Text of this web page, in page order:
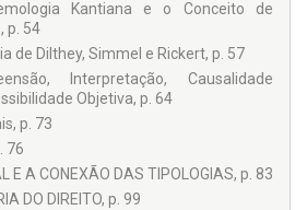
formar o Conselho Editorial
qual, é verdade, com sua característica
sob uma só família: “a pesquisa
Kantiana e o Conceito de
p. 54
de Dilthey, Simmel e Rickert, p. 57
Interpretação, Causalidade
Objetiva, p. 64
p. 73
76
E A CONEXÃO DAS TIPOLOGIAS, p. 83
DO DIREITO, p. 99